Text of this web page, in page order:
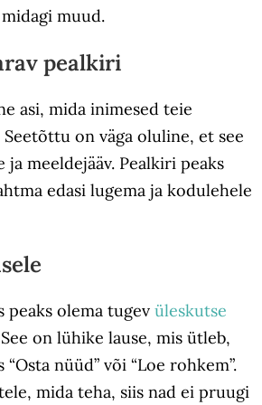
muud.
pealkiri
asi, mida inimesed teie
Seetõttu on väga oluline, et see
ja meeldejääv. Pealkiri peaks
edasi lugema ja kodulehele
peaks olema tugev üleskutse
on lühike lause, mis ütleb,
nüüd” või “Loe rohkem”.
mida teha, siis nad ei pruugi